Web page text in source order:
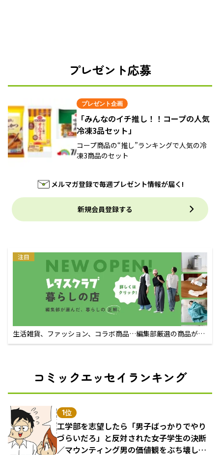
プレゼント応募
プレゼント企画
「みんなのイチ推し！！コープの人気
冷凍3品セット」
コープ商品の“推し”ランキングで人気の冷
凍3商品のセット
メルマガ登録で毎週プレゼント情報が届く!
新規会員登録する
注目
生活雑貨、ファッション、コラボ商品…編集部厳選の商品が買
えるECサイト
コミックエッセイランキング
1位
工学部を志望したら「男子ばっかりでやり
づらいだろ」と反対された女子学生の決断
／マウンティング男の価値観をぶち壊した